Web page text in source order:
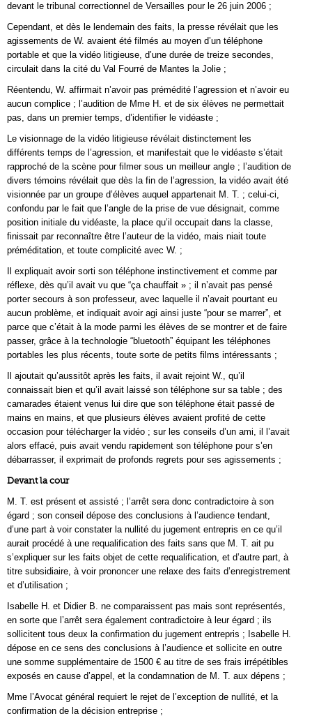
devant le tribunal correctionnel de Versailles pour le 26 juin 2006 ;
Cependant, et dès le lendemain des faits, la presse révélait que les
agissements de W. avaient été filmés au moyen d’un téléphone
portable et que la vidéo litigieuse, d’une durée de treize secondes,
circulait dans la cité du Val Fourré de Mantes la Jolie ;
Réentendu, W. affirmait n’avoir pas prémédité l’agression et n’avoir eu
aucun complice ; l’audition de Mme H. et de six élèves ne permettait
pas, dans un premier temps, d’identifier le vidéaste ;
Le visionnage de la vidéo litigieuse révélait distinctement les
différents temps de l’agression, et manifestait que le vidéaste s’était
rapproché de la scène pour filmer sous un meilleur angle ; l’audition de
divers témoins révélait que dès la fin de l’agression, la vidéo avait été
visionnée par un groupe d’élèves auquel appartenait M. T. ; celui-ci,
confondu par le fait que l’angle de la prise de vue désignait, comme
position initiale du vidéaste, la place qu’il occupait dans la classe,
finissait par reconnaître être l’auteur de la vidéo, mais niait toute
préméditation, et toute complicité avec W. ;
Il expliquait avoir sorti son téléphone instinctivement et comme par
réflexe, dès qu’il avait vu que “ça chauffait » ; il n’avait pas pensé
porter secours à son professeur, avec laquelle il n’avait pourtant eu
aucun problème, et indiquait avoir agi ainsi juste “pour se marrer”, et
parce que c’était à la mode parmi les élèves de se montrer et de faire
passer, grâce à la technologie “bluetooth” équipant les téléphones
portables les plus récents, toute sorte de petits films intéressants ;
Il ajoutait qu’aussitôt après les faits, il avait rejoint W., qu’il
connaissait bien et qu’il avait laissé son téléphone sur sa table ; des
camarades étaient venus lui dire que son téléphone était passé de
mains en mains, et que plusieurs élèves avaient profité de cette
occasion pour télécharger la vidéo ; sur les conseils d’un ami, il l’avait
alors effacé, puis avait vendu rapidement son téléphone pour s’en
débarrasser, il exprimait de profonds regrets pour ses agissements ;
Devant la cour
M. T. est présent et assisté ; l’arrêt sera donc contradictoire à son
égard ; son conseil dépose des conclusions à l’audience tendant,
d’une part à voir constater la nullité du jugement entrepris en ce qu’il
aurait procédé à une requalification des faits sans que M. T. ait pu
s’expliquer sur les faits objet de cette requalification, et d’autre part, à
titre subsidiaire, à voir prononcer une relaxe des faits d’enregistrement
et d’utilisation ;
Isabelle H. et Didier B. ne comparaissent pas mais sont représentés,
en sorte que l’arrêt sera également contradictoire à leur égard ; ils
sollicitent tous deux la confirmation du jugement entrepris ; Isabelle H.
dépose en ce sens des conclusions à l’audience et sollicite en outre
une somme supplémentaire de 1500 € au titre de ses frais irrépétibles
exposés en cause d’appel, et la condamnation de M. T. aux dépens ;
Mme l’Avocat général requiert le rejet de l’exception de nullité, et la
confirmation de la décision entreprise ;